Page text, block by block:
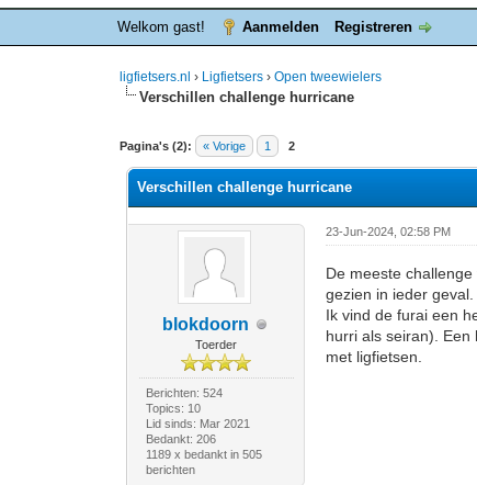
Welkom gast! Aanmelden Registreren
ligfietsers.nl › Ligfietsers ›Open tweewielers
Verschillen challenge hurricane
Pagina's (2): « Vorige 1 2
0 stemmen - gemiddelde waardering is 0
1
2
3
4
5
Verschillen challenge hurricane
blokdoorn
Toerder
Berichten: 524
Topics: 10
Lid sinds: Mar 2021
Bedankt: 206
1189 x bedankt in 505
berichten
23-Jun-2024, 02:58 PM
De meeste
gezien in ieder
Ik vind de furai een
hurri als seiran).
met ligfietsen.